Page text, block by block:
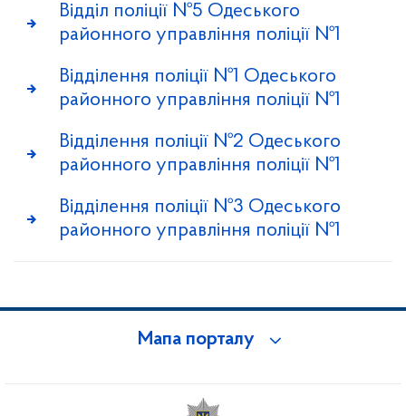
Відділ поліції №5 Одеського
районного управління поліції №1
Відділення поліції №1 Одеського
районного управління поліції №1
Відділення поліції №2 Одеського
районного управління поліції №1
Відділення поліції №3 Одеського
районного управління поліції №1
Мапа порталу